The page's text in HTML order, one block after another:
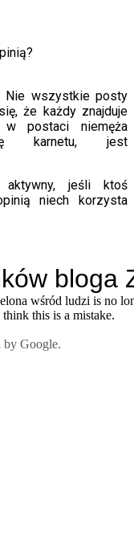
Nie wszystkie posty
że każdy znajduje
postaci niemęża
karnetu, jest
aktywny, jeśli ktoś
niech korzysta